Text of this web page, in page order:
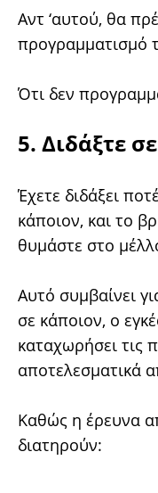
Αντ ‘αυτού, θα
προγραμματισμό
Ότι δεν
5. Διδάξτε
Έχετε διδάξει
κάποιον, και το
θυμάστε στο
Αυτό συμβαίνει
σε κάποιον, ο
καταχωρήσει τις
αποτελεσματικά
Καθώς η έρευνα
διατηρούν: